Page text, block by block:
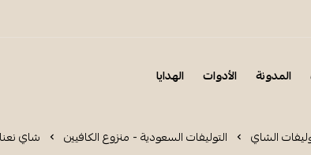
المدونة الأدوات الهدايا
الشاي التوليفات السعودية - منزوع الكافيين شاي